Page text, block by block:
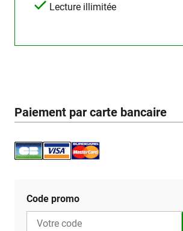
Lecture illimitée
Paiement par carte bancaire
Code promo